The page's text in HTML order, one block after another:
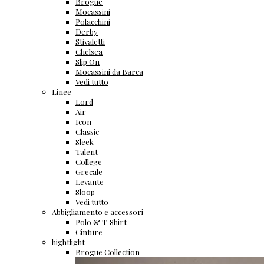
Mocassini
Polacchini
Derby
Stivaletti
Chelsea
Slip On
Mocassini da Barca
Vedi tutto
Linee
Lord
Air
Icon
Classic
Sleek
Talent
College
Grecale
Levante
Sloop
Vedi tutto
Abbigliamento e accessori
Polo & T-Shirt
Cinture
hightlight
Brogue Collection